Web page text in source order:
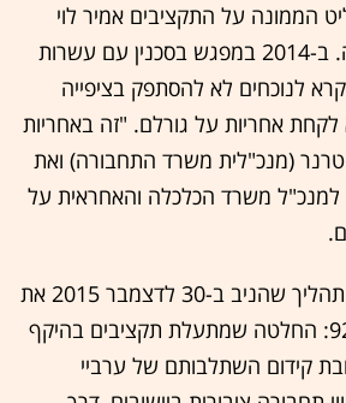
הממונה על התקציבים אמיר לוי
לשבור את הפרדיגמה. ב-2014 במפגש בסכנין עם עשרות
לנוכחים לא להסתפק בציפייה
אחריות על גורלם. "זה באחריות
(מנכ"לית משרד התחבורה) ואת
למנכ"ל משרד הכלכלה והאחראית על
המפגש בסכנין הניע תהליך שהניב ב-30 לדצמבר 2015 את
החלטת הממשלה 922: החלטה שמתעלת תקציבים בהיקף
קידום השתלבותם של ערביי